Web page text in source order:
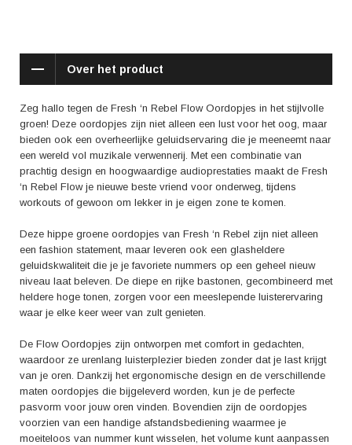
duurzaamheid en stijlvolle uitstraling. Of je nu onderweg bent, aan het
metgezel voor elke gelegenheid.
Volgens positieve reviews van gebruikers bieden de Fresh ‘n Rebel
Flow Oordopjes groen niet alleen een geweldige geluidskwaliteit, maar
zijn ze ook comfortabel om langdurig te dragen, en de handige
afstandsbediening wordt als zeer praktisch ervaren voor het bedienen
van je muziek en oproepen.
Kortom, met de Fresh ‘n Rebel Flow Oordopjes groen haal je niet alleen
een hoogwaardig audioproduct in huis, maar een stijlvol accessoire dat
je muzikale beleving naar nieuwe hoogten tilt. Ervaar zelf het genot van
uitmuntende geluidskwaliteit verpakt in een trendy design en laat je
meevoeren door de betoverende klanken van de Flow Oordopjes van
Fresh ‘n Rebel!
Over het product
Zeg hallo tegen de Fresh ‘n Rebel Flow Oordopjes in het stijlvolle
groen! Deze oordopjes zijn niet alleen een lust voor het oog, maar
bieden ook een overheerlijke geluidservaring die je meeneemt naar
een wereld vol muzikale verwennerij. Met een combinatie van
prachtig design en hoogwaardige audioprestaties maakt de Fresh
‘n Rebel Flow je nieuwe beste vriend voor onderweg, tijdens
workouts of gewoon om lekker in je eigen zone te komen.
Deze hippe groene oordopjes van Fresh ‘n Rebel zijn niet alleen
een fashion statement, maar leveren ook een glasheldere
geluidskwaliteit die je je favoriete nummers op een geheel nieuw
niveau laat beleven. De diepe en rijke bastonen, gecombineerd met
heldere hoge tonen, zorgen voor een meeslepende luisterervaring
waar je elke keer weer van zult genieten.
De Flow Oordopjes zijn ontworpen met comfort in gedachten,
waardoor ze urenlang luisterplezier bieden zonder dat je last krijgt
van je oren. Dankzij het ergonomische design en de verschillende
maten oordopjes die bijgeleverd worden, kun je de perfecte
pasvorm voor jouw oren vinden. Bovendien zijn de oordopjes
voorzien van een handige afstandsbediening waarmee je
moeiteloos van nummer kunt wisselen, het volume kunt aanpassen